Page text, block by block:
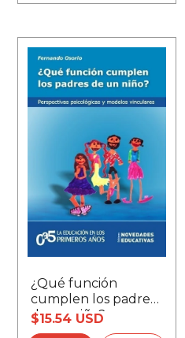
¿Qué función
cumplen los padres
de un niño?
$15.54 USD